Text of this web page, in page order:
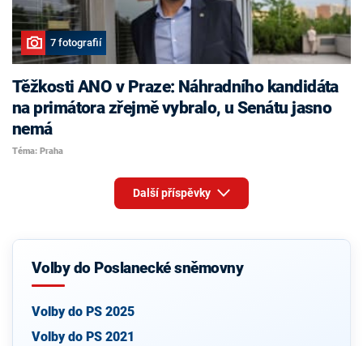
7 fotografií
Těžkosti ANO v Praze: Náhradního kandidáta
na primátora zřejmě vybralo, u Senátu jasno
nemá
Téma: Praha
Další příspěvky
Volby do Poslanecké sněmovny
Volby do PS 2025
Volby do PS 2021